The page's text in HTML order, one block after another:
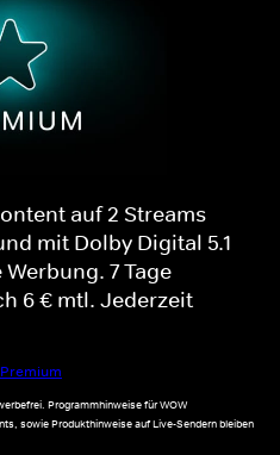
auf 2 Streams
mit Dolby Digital 5.1
7 Tage
6 € mtl. Jederzeit
Programmhinweise für WOW
sowie Produkthinweise auf Live-Sendern bleiben